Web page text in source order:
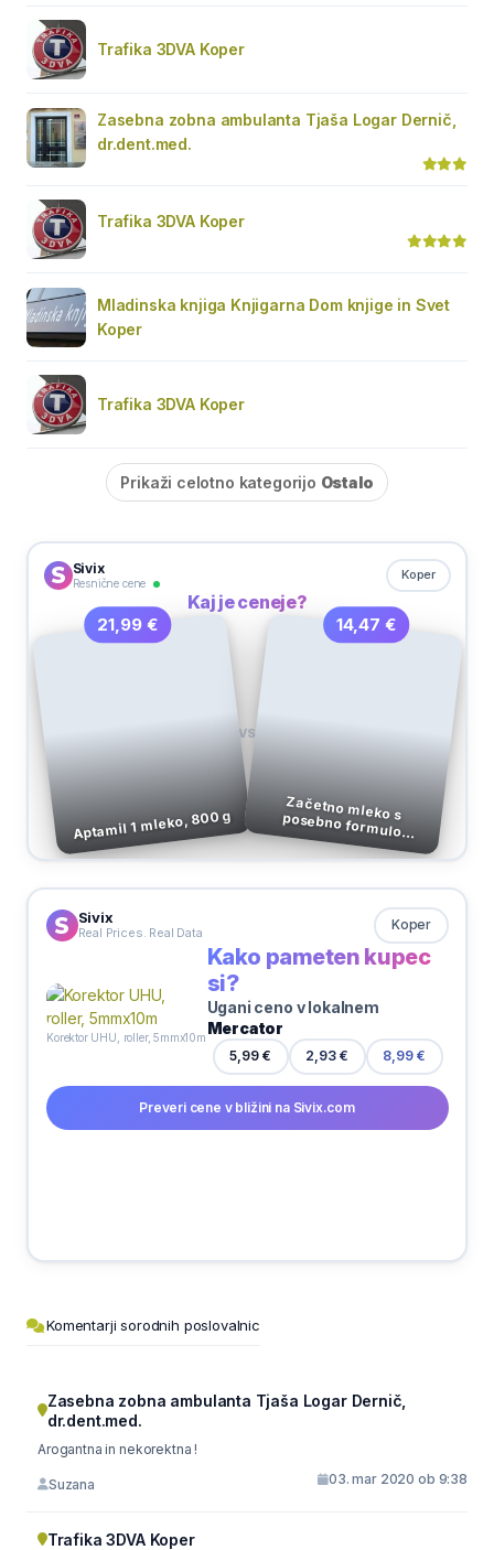
Trafika 3DVA Koper
Zasebna zobna ambulanta Tjaša Logar Dernič,
dr.dent.med.
Trafika 3DVA Koper
Mladinska knjiga Knjigarna Dom knjige in Svet
Koper
Trafika 3DVA Koper
Prikaži celotno kategorijo Ostalo
Sivix
Resnične cene
Koper
Kaj je ceneje?
21,99 €
Aptamil 1 mleko, 800 g
VS
14,47 €
Začetno mleko s posebno formulo COMFORT, 0 m+, 300 g
Sivix
Real Prices. Real Data Koper
Korektor UHU, roller, 5mmx10m
Kako pameten kupec
si?
Ugani ceno v lokalnem
Mercator
5,99 € 2,93 € 8,99 €
Preveri cene v bližini na Sivix.com
Komentarji sorodnih poslovalnic
Zasebna zobna ambulanta Tjaša Logar Dernič,
dr.dent.med.
Arogantna in nekorektna !
Suzana 03. mar 2020 ob 9:38
Trafika 3DVA Koper